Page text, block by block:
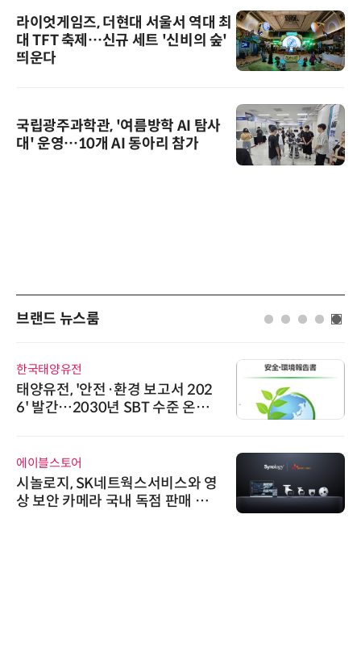
라이엇게임즈, 더현대 서울서 역대 최
대 TFT 축제…신규 세트 '신비의 숲'
띄운다
국립광주과학관, '여름방학 AI 탐사
대' 운영…10개 AI 동아리 참가
브랜드 뉴스룸
한국태양유전
태양유전, '안전·환경 보고서 202
6' 발간…2030년 SBT 수준 온실
에이블스토어
시놀로지, SK네트웍스서비스와 영
상 보안 카메라 국내 독점 판매 파